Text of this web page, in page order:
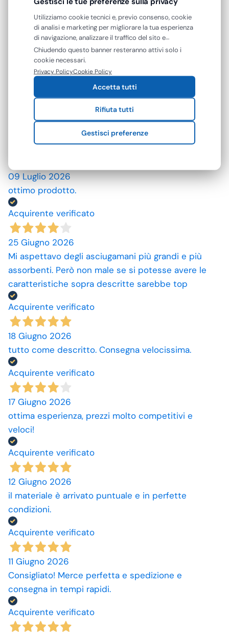
Precedente Successivo
23 Luglio 2026
A andato tutto come previsto
Acquirente verificato
10 Luglio 2026
spedizione rapida, prodotti come da descrizione,
grazie. prezzi convenienti.
Acquirente verificato
09 Luglio 2026
ottimo prodotto.
Acquirente verificato
25 Giugno 2026
Mi aspettavo degli asciugamani più grandi e più
assorbenti. Però non male se si potesse avere le
caratteristiche sopra descritte sarebbe top
Acquirente verificato
18 Giugno 2026
tutto come descritto. Consegna velocissima.
Acquirente verificato
17 Giugno 2026
ottima esperienza, prezzi molto competitivi e
veloci!
Acquirente verificato
12 Giugno 2026
il materiale è arrivato puntuale e in perfette
condizioni.
Acquirente verificato
11 Giugno 2026
Consigliato! Merce perfetta e spedizione e
consegna in tempi rapidi.
Acquirente verificato
Utilizziamo cookie tecnici e, previo consenso, cookie
di analisi e marketing per migliorare la tua esperienza
di navigazione, analizzare il traffico del sito e
mostrarti contenuti e pubblicità personalizzati. Puoi
accettare tutti i cookie oppure gestire le tue
preferenze. Puoi modificare o revocare il consenso in
qualsiasi momento.
Chiudendo questo banner resteranno attivi solo i
cookie necessari.
Privacy PolicyCookie Policy
Accetta tutti
Rifiuta tutti
Gestisci preferenze